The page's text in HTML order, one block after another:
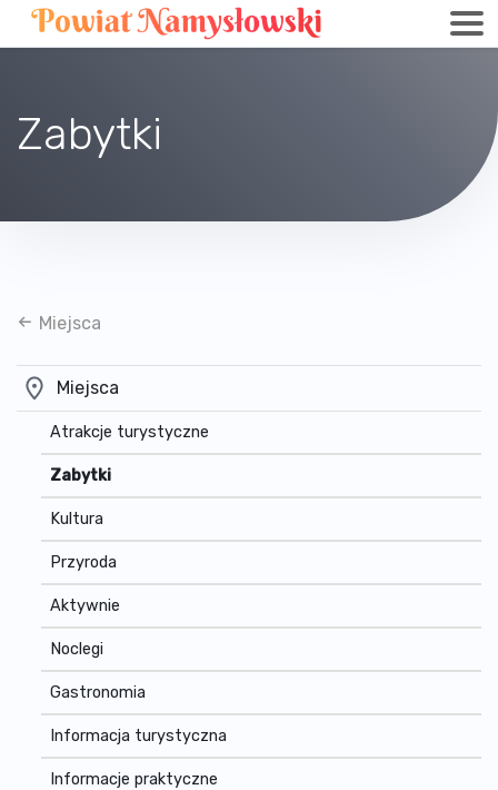
Zabytki
Miejsca
Miejsca
Atrakcje turystyczne
Zabytki
Kultura
Przyroda
Aktywnie
Noclegi
Gastronomia
Informacja turystyczna
Informacje praktyczne